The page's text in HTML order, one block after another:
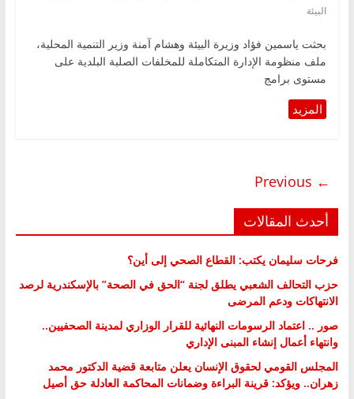
البيئة
بحثت ياسمين فؤاد وزيرة البيئة وهشام آمنة وزير التنمية المحلية،
ملف منظومة الإدارة المتكاملة للمخلفات الصلبة البلدية على
مستوى برامج
← Previous
أحدث المقالات
فرحات سليمان يكتب: القطاع الصحي إلى أين؟
حزب التحالف الشعبي يطلق لجنة “الحق في الصحة” بالإسكندرية لرصد
الانتهاكات ودعم المرضى
صور .. اعتماد الرسومات النهائية للقرار الوزاري لمدينة الصحفيين..
وانتهاء أعمال إنشاء المبنى الإداري
المجلس القومي لحقوق الإنسان يعلن متابعة قضية الدكتور محمد
زهران.. ويؤكد: قرينة البراءة وضمانات المحاكمة العادلة حق أصيل